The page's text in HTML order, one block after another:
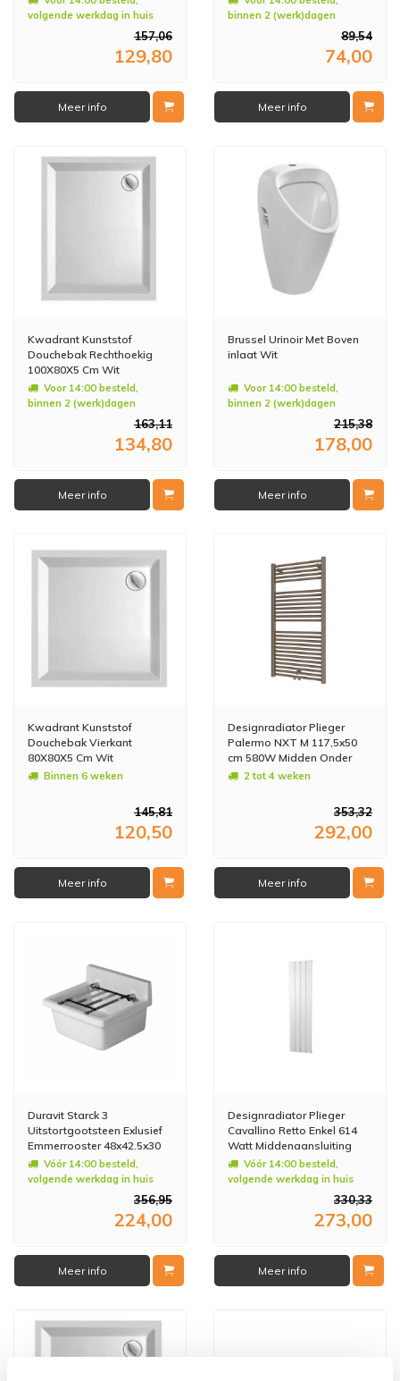
volgende werkdag in huis
157,06
129,80
Meer info
binnen 2 (werk)dagen
89,54
74,00
Meer info
Kwadrant Kunststof
Douchebak Rechthoekig
100X80X5 Cm Wit
Voor 14:00 besteld,
binnen 2 (werk)dagen
163,11
134,80
Meer info
Brussel Urinoir Met Boven
inlaat Wit
Voor 14:00 besteld,
binnen 2 (werk)dagen
215,38
178,00
Meer info
Kwadrant Kunststof
Douchebak Vierkant
80X80X5 Cm Wit
Binnen 6 weken
145,81
120,50
Meer info
Designradiator Plieger
Palermo NXT M 117,5x50
cm 580W Midden Onder
aansluiting Zandsteen
2 tot 4 weken
353,32
292,00
Meer info
Duravit Starck 3
Uitstortgootsteen Exlusief
Emmerrooster 48x42.5x30
cm Rechthoek Keramiek Wit
Vóór 14:00 besteld,
volgende werkdag in huis
356,95
224,00
Meer info
Designradiator Plieger
Cavallino Retto Enkel 614
Watt Middenaansluiting
180x29,8 cm Wit
Vóór 14:00 besteld,
volgende werkdag in huis
330,33
273,00
Meer info